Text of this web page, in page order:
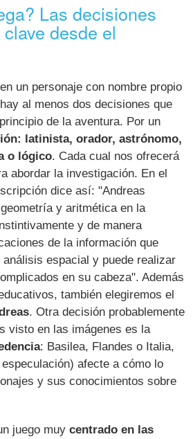
Las decisiones
desde el
un personaje con nombre propio
al menos dos decisiones que
de la aventura. Por un
latinista, orador, astrónomo,
o lógico. Cada cual nos ofrecerá
abordar la investigación. En el
dice así: "Andreas
y aritmética en la
y de manera
de la información que
espacial y puede realizar
en su cabeza". Además
también elegiremos el
. Otra decisión probablemente
visto en las imágenes es la
: Basilea, Flandes o Italia,
afecte a cómo lo
y sus conocimientos sobre
juego muycentrado en las